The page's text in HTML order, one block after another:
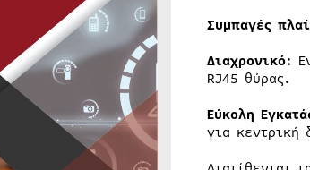
Συμπαγές
Διαχρονικό:
RJ45 θύρας.
Εύκολη
για κεντρική